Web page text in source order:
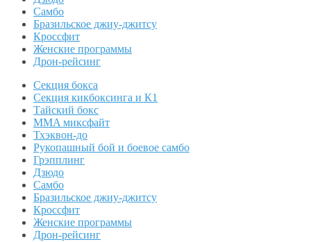
Самбо
Бразильское джиу-джитсу
Кроссфит
Женские программы
Дрон-рейсинг
Секция бокса
Секция кикбоксинга и К1
Тайский бокс
MMA миксфайт
Тхэквон-до
Рукопашный бой и боевое самбо
Грэпплинг
Дзюдо
Самбо
Бразильское джиу-джитсу
Кроссфит
Женские программы
Дрон-рейсинг